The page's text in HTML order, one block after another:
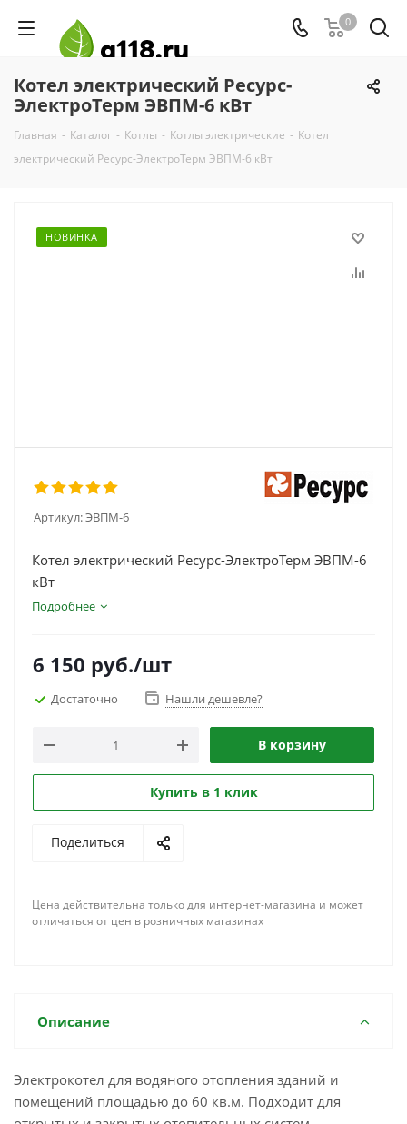
0
Котел электрический Ресурс-
ЭлектроТерм ЭВПМ-6 кВт
Главная - Каталог - Котлы - Котлы электрические - Котел
электрический Ресурс-ЭлектроТерм ЭВПМ-6 кВт
НОВИНКА
Артикул:ЭВПМ-6
Котел электрический Ресурс-ЭлектроТерм ЭВПМ-6
кВт
Подробнее
6 150 руб./шт
Достаточно Нашли дешевле?
В корзину
Купить в 1 клик
Поделиться
Цена действительна только для интернет-магазина и может
отличаться от цен в розничных магазинах
Описание
Электрокотел для водяного отопления зданий и
помещений площадью до 60 кв.м. Подходит для